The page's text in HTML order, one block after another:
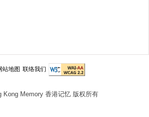
站地图 联络我们
Kong Memory 香港记忆 版权所有